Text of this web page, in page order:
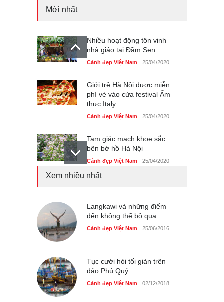
Mới nhất
Nhiều hoạt động tôn vinh
nhà giáo tại Đầm Sen
Cảnh đẹp Việt Nam 25/04/2020
Giới trẻ Hà Nội được miễn
phí vé vào cửa festival Ẩm
thực Italy
Cảnh đẹp Việt Nam 25/04/2020
Tam giác mạch khoe sắc
bên bờ hồ Hà Nội
Cảnh đẹp Việt Nam 25/04/2020
Cảnh đẹp Việt Nam 24/04/2020
Những món ăn đồng quê
Xem nhiều nhất
Langkawi và những điểm
đến không thể bỏ qua
Cảnh đẹp Việt Nam 25/06/2016
Tục cưới hỏi tối giản trên
đảo Phú Quý
Cảnh đẹp Việt Nam 02/12/2018